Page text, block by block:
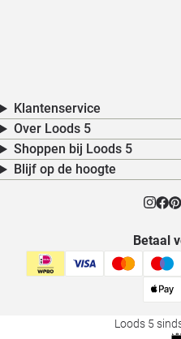
Klantenservice
Over Loods 5
Shoppen bij Loods 5
Blijf op de hoogte
Betaal
Loods 5